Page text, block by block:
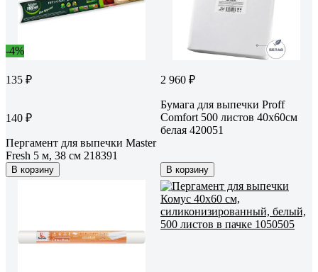
-4%
135 ₽
140 ₽
Пергамент для выпечки Master
Fresh 5 м, 38 см 218391
В корзину
2 960 ₽
Бумага для выпечки Proff
Comfort 500 листов 40х60см
белая 420051
В корзину